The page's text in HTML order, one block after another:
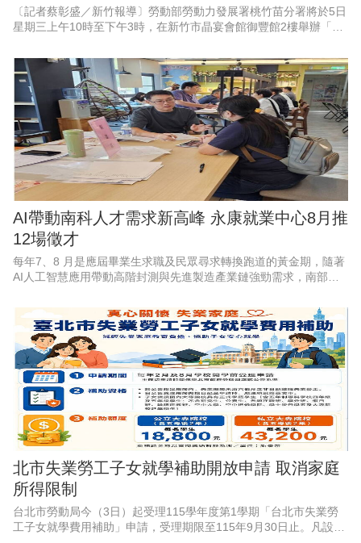
〔記者蔡彰盛／新竹報導〕勞動部勞動力發展署桃竹苗分署將於5日
星期三上午10時至下午3時，在新竹市晶宴會館御豐館2樓舉辦「新
科技業廠商高達37
AI帶動南科人才需求新高峰 永康就業中心8月推
12場徵才
每年7、8 月是應屆畢業生求職及民眾尋求轉換跑道的黃金期，隨著
AI人工智慧應用帶動高階封測與先進製造產業鏈強勁需求，南部科
發展署雲嘉南分署永康
北市失業勞工子女就學補助開放申請 取消家庭
所得限制
台北市勞動局今（3日）起受理115學年度第1學期「台北市失業勞
工子女就學費用補助」申請，受理期限至115年9月30日止。凡設籍